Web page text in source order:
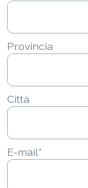
Provincia
Città
E-mail*